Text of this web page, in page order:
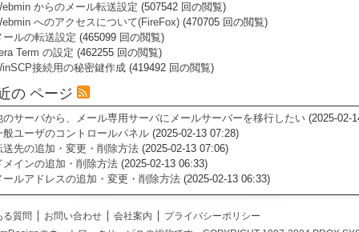
からのメール転送設定 (507542 回の閲覧)
へのアクセスについて(FireFox)(470705 回の閲覧)
ールの転送設定 (465099 回の閲覧)
Term の設定 (462255 回の閲覧)
接続用の秘密鍵作成(419492 回の閲覧)
の ページ
のサーバから、メール専用サーバにメールサーバーを移行したい(2025-02-
般ユーザのコントロールパネル(2025-02-13 07:28)
送先の追加・変更・削除方法(2025-02-13 07:06)
メインの追加・削除方法(2025-02-13 06:33)
ールアドレスの追加・変更・削除方法(2025-02-13 06:33)
る質問 お問い合わせ 会社案内
プライバシーポリシー